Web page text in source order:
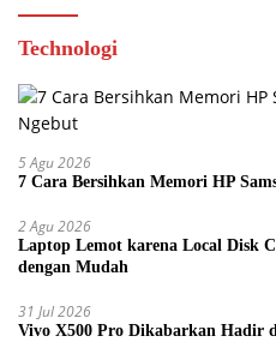
Technologi
5 Agu 2026
7 Cara Bersihkan Memori HP
2 Agu 2026
Laptop Lemot karena Local Disk
dengan Mudah
31 Jul 2026
Vivo X500 Pro Dikabarkan Hadir